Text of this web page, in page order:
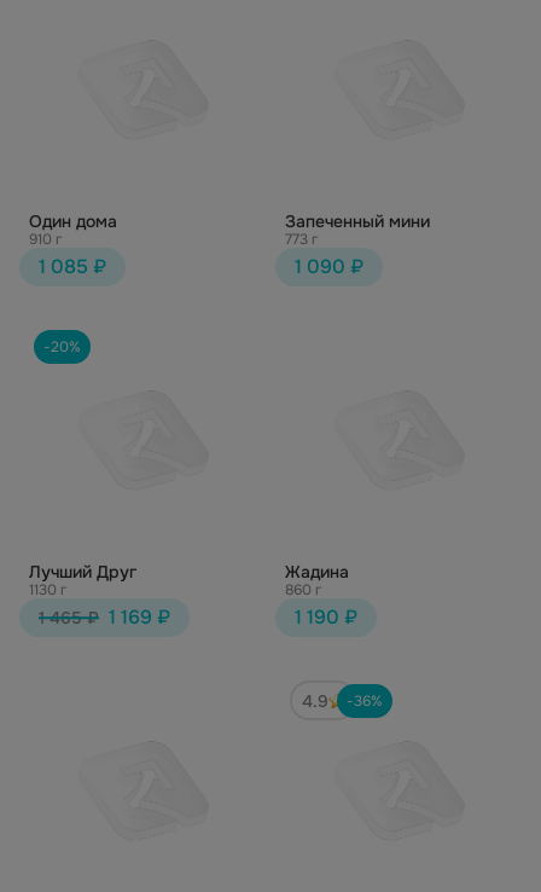
Один дома
910 г
1 085 ₽
Запеченный мини
773 г
1 090 ₽
-20%
Лучший Друг
1130 г
1 465 ₽ 1 169 ₽
Жадина
860 г
1 190 ₽
4.9 -36%